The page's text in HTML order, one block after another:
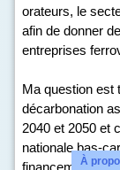
orateurs, le
afin de donner
entreprises
Ma question est
décarbonation
2040 et 2050 et
nationale bas-
financement
À